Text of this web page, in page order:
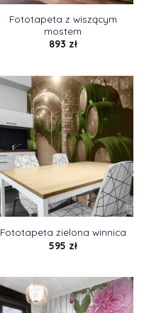
Fototapeta z wiszącym
mostem
893 zł
Fototapeta zielona winnica
595 zł